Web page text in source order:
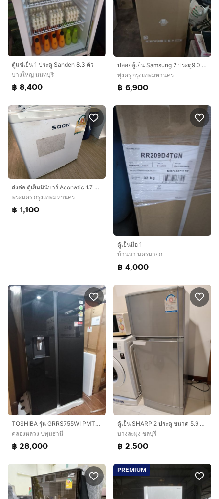
ตู้แช่เย็น 1 ประตู Sanden 8.3 คิว
บางใหญ่ นนทบุรี
฿ 8,400
ปล่อยตู้เย็น Samsung 2 ประตู9.0 คิว RT25FGRADSA/ST มือหนึ่งประกันศูนย์
ทุ่งครุ กรุงเทพมหานคร
฿ 6,900
ส่งต่อ ตู้เย็นมินิบาร์ Aconatic 1.7 คิว (รุ่น AN-FR468)
พระนคร กรุงเทพมหานคร
฿ 1,100
ตู้เย็นมือ 1
บ้านนา นครนายก
฿ 4,000
TOSHIBA รุ่น GRRS755WI PMT(06)
คลองหลวง ปทุมธานี
฿ 28,000
ตู้เย็น SHARP 2 ประตู ขนาด 5.9 คิว สภาพการใช้งานดี SHARP 2 door refrigerator 5.9 cuft
บางละมุง ชลบุรี
฿ 2,500
PREMIUM